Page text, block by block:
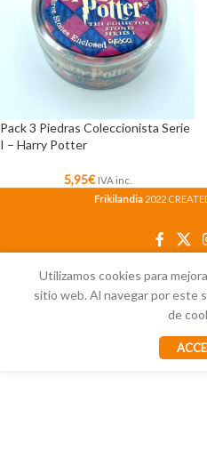
Pack 3 Piedras Coleccionista Serie
I – Harry Potter
5,95€ IVA inc.
Frikilandia 2022
Utilizamos cookies para
sitio web. Al navegar por este
de